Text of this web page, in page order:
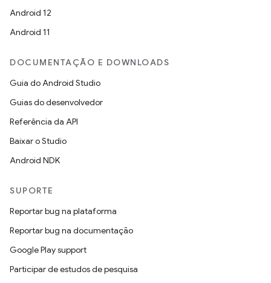
Android 12
Android 11
DOCUMENTAÇÃO E DOWNLOADS
Guia do Android Studio
Guias do desenvolvedor
Referência da API
Baixar o Studio
Android NDK
SUPORTE
Reportar bug na plataforma
Reportar bug na documentação
Google Play support
Participar de estudos de pesquisa